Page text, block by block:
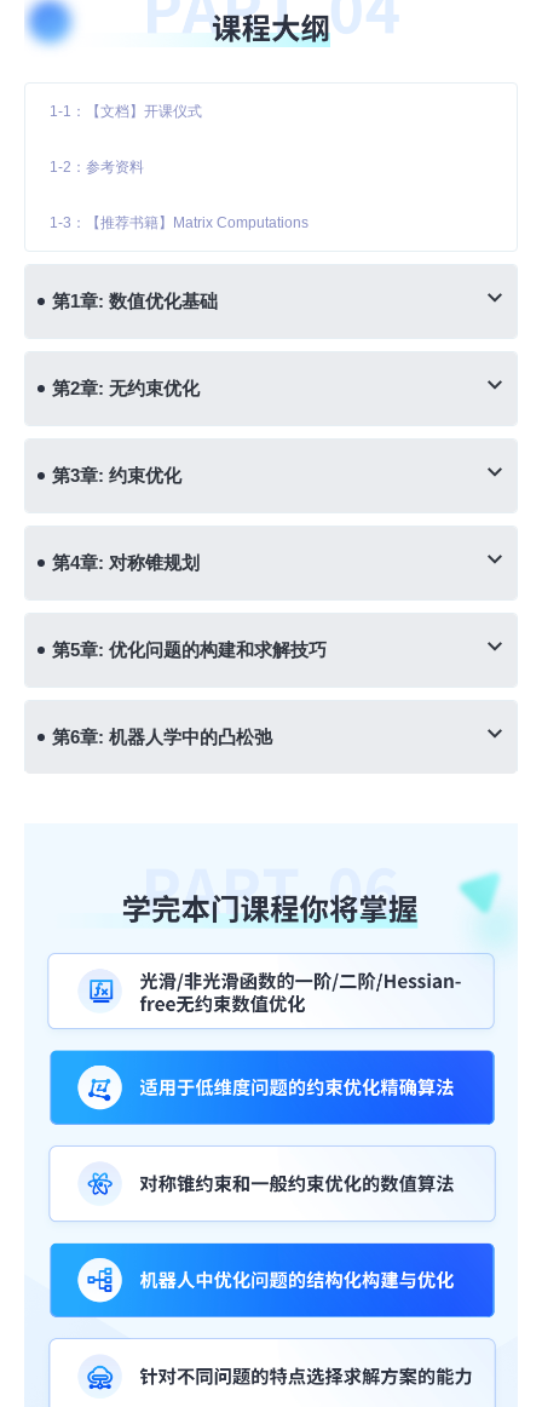
1-1：【文档】开课仪式
1-2：参考资料
1-3：【推荐书籍】Matrix Computations
第1章: 数值优化基础
第2章: 无约束优化
第3章: 约束优化
第4章: 对称锥规划
第5章: 优化问题的构建和求解技巧
第6章: 机器人学中的凸松弛